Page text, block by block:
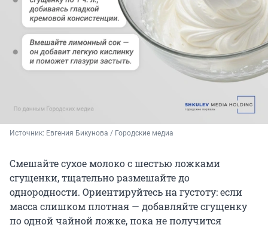
Источник: Евгения Бикунова / Городские медиа
Смешайте сухое молоко с шестью ложками
сгущенки, тщательно размешайте до
однородности. Ориентируйтесь на густоту: если
масса слишком плотная — добавляйте сгущенку
по одной чайной ложке, пока не получится